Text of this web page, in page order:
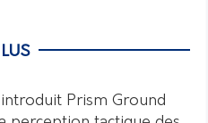
introduit Prism Ground